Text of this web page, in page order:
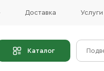
Доставка Услуги
Каталог